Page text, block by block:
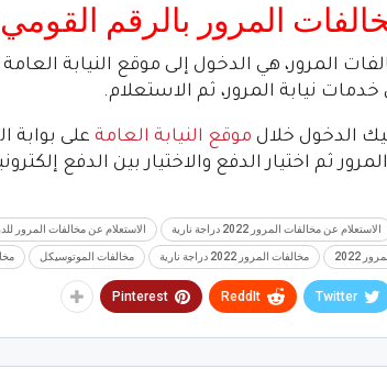
المرور بالرقم القومي
المرور، هي الدخول إلى موقع النيابة العامة
نيابة المرور، ثم الاستعلام.
الدخول خلال موقع النيابة العامة على بوابة
ثم اختيار الدفع والاختيار بين الدفع
الاستعلام عن مخالفات المرور 2022 دراجة نارية الاستعلام عن مخالفات المرور
2022 مخالفات المرور 2022 دراجة نارية مخالفات الموتوسيكل
Twitter
ReddIt
Pinterest